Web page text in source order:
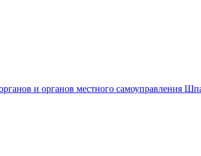
и органов местного самоуправления